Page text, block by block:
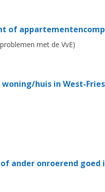
of
met de VvE)
huis in West-
ander onroerend goed